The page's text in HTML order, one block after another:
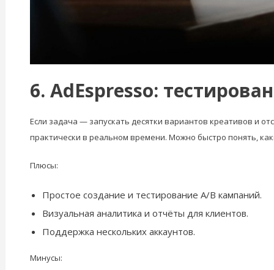
6. AdEspresso:
Если задача — запускать десятки вариантов креативов и
практически в реальном времени. Можно быстро понять,
Плюсы:
Простое создание и тестирование A/B кампаний.
Визуальная аналитика и отчёты для клиентов.
Поддержка нескольких аккаунтов.
Минусы: